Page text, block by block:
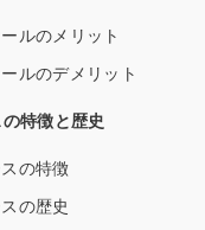
ルのメリット
ルのデメリット
特徴と歴史
の特徴
の歴史